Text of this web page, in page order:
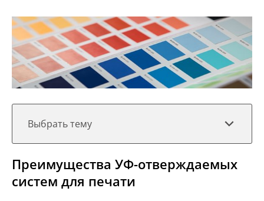
Выбрать тему
Преимущества УФ-отверждаемых
систем для печати